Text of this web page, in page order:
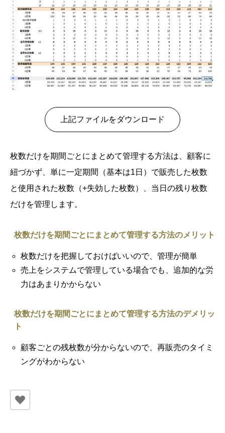
上記ファイルをダウンロード
枚数だけを期間ごとにまとめて管理する方法は、顧客に
紐づかず、単に一定期間（基本は1日）で販売した枚数
と使用された枚数（+失効した枚数）、当日の残り枚数
だけを管理します。
枚数だけを期間ごとにまとめて管理する方法のメリット
枚数だけを把握しておけばいいので、管理が簡単
売上をシステムで管理している場合でも、追加的な労
力はあまりかからない
枚数だけを期間ごとにまとめて管理する方法のデメリッ
ト
顧客ごとの残枚数が分からないので、再販売のタイミ
ングがわからない